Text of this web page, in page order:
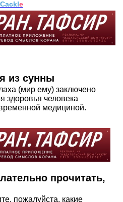
Cackle
из сунны
(мир ему) заключено
здоровья человека
медициной.
прочитать,
пожалуйста, какие